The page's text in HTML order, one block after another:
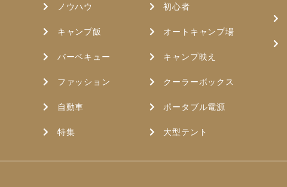
ノウハウ
キャンプ飯
バーベキュー
ファッション
自動車
特集
初心者
オートキャンプ場
キャンプ映え
クーラーボックス
ポータブル電源
大型テント